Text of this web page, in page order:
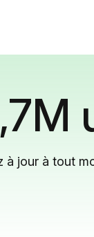
à jour à tout